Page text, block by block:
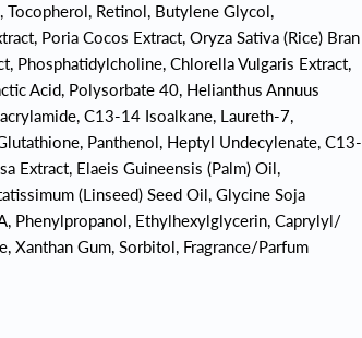
Retinol, Butylene Glycol,
Poria Cocos Extract, Oryza Sativa (Rice) Bran
Phosphatidylcholine, Chlorella Vulgaris Extract,
Acid, Polysorbate 40, Helianthus Annuus
C13-14 Isoalkane, Laureth-7,
Panthenol, Heptyl Undecylenate, C13-
Extract, Elaeis Guineensis (Palm) Oil,
(Linseed) Seed Oil, Glycine Soja
Phenylpropanol, Ethylhexylglycerin, Caprylyl/
Xanthan Gum, Sorbitol, Fragrance/Parfum